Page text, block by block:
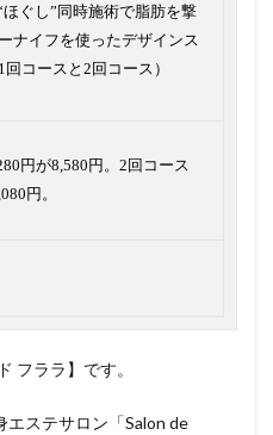
ほぐし”同時施術で脂肪を撃
ナイフを使ったデザインス
回コースと2回コース）
円が8,580円。2回コース
円。
フララ】です。
ステサロン「Salon de